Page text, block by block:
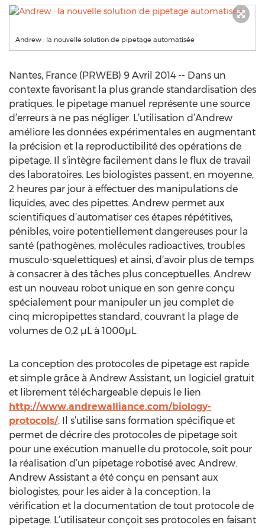
Andrew : la nouvelle solution de pipetage automatisée
Nantes, France (PRWEB) 9 Avril 2014 -- Dans un
contexte favorisant la plus grande standardisation des
pratiques, le pipetage manuel représente une source
d’erreurs à ne pas négliger. L’utilisation d’Andrew
améliore les données expérimentales en augmentant
la précision et la reproductibilité des opérations de
pipetage. Il s’intègre facilement dans le flux de travail
des laboratoires. Les biologistes passent, en moyenne,
2 heures par jour à effectuer des manipulations de
liquides, avec des pipettes. Andrew permet aux
scientifiques d’automatiser ces étapes répétitives,
pénibles, voire potentiellement dangereuses pour la
santé (pathogènes, molécules radioactives, troubles
musculo-squelettiques) et ainsi, d’avoir plus de temps
à consacrer à des tâches plus conceptuelles. Andrew
est un nouveau robot unique en son genre conçu
spécialement pour manipuler un jeu complet de
cinq micropipettes standard, couvrant la plage de
volumes de 0,2 µL à 1000µL.
La conception des protocoles de pipetage est rapide
et simple grâce à Andrew Assistant, un logiciel gratuit
et librement téléchargeable depuis le lien
http://www.andrewalliance.com/biology-
protocols/. Il s’utilise sans formation spécifique et
permet de décrire des protocoles de pipetage soit
pour une exécution manuelle du protocole, soit pour
la réalisation d’un pipetage robotisé avec Andrew.
Andrew Assistant a été conçu en pensant aux
biologistes, pour les aider à la conception, la
vérification et la documentation de tout protocole de
pipetage. L’utilisateur conçoit ses protocoles en faisant